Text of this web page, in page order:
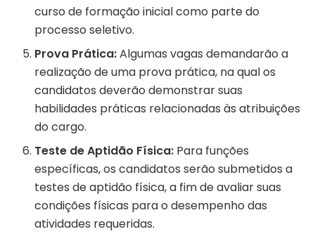
curso de formação inicial como parte do
processo seletivo.
Prova Prática:Algumas vagas demandarão a
realização de uma prova prática, na qual os
candidatos deverão demonstrar suas
habilidades práticas relacionadas às atribuições
do cargo.
Teste de Aptidão Física: Para funções
específicas, os candidatos serão submetidos a
testes de aptidão física, a fim de avaliar suas
condições físicas para o desempenho das
atividades requeridas.